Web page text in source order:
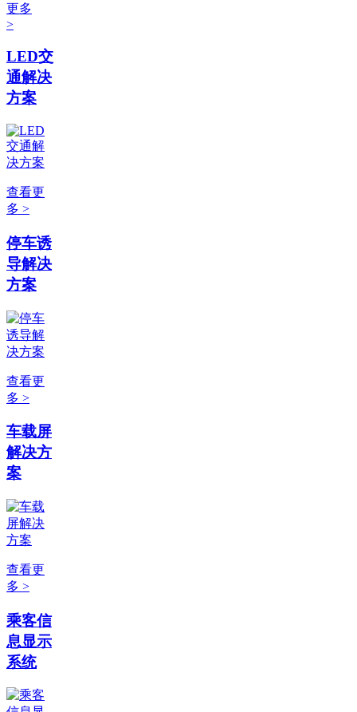
更多
>
LED交
通解决
方案
查看更
多 >
停车诱
导解决
方案
查看更
多 >
车载屏
解决方
案
查看更
多 >
乘客信
息显示
系统